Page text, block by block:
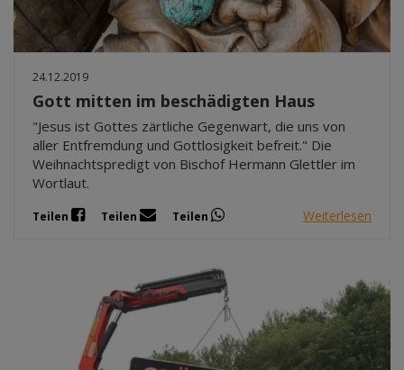
24.12.2019
Gott mitten im beschädigten Haus
"Jesus ist Gottes zärtliche Gegenwart, die uns von
aller Entfremdung und Gottlosigkeit befreit." Die
Weihnachtspredigt von Bischof Hermann Glettler im
Wortlaut.
Teilen Teilen Teilen Weiterlesen